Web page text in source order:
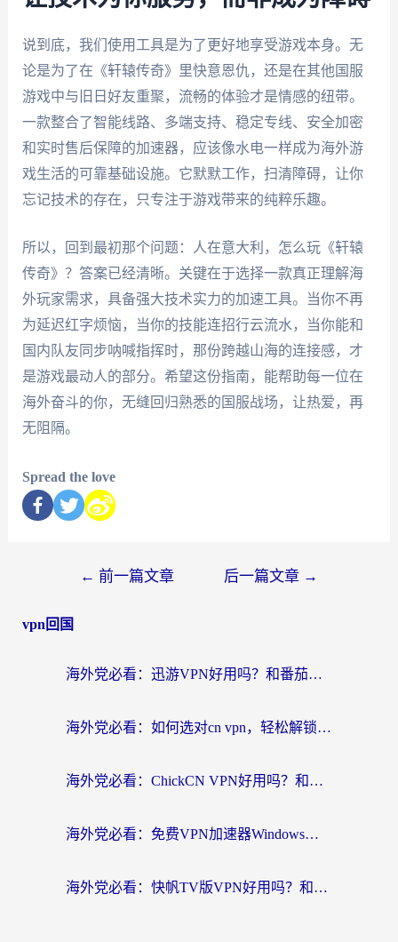
说到底，我们使用工具是为了更好地享受游戏本身。无
论是为了在《轩辕传奇》里快意恩仇，还是在其他国服
游戏中与旧日好友重聚，流畅的体验才是情感的纽带。
一款整合了智能线路、多端支持、稳定专线、安全加密
和实时售后保障的加速器，应该像水电一样成为海外游
戏生活的可靠基础设施。它默默工作，扫清障碍，让你
忘记技术的存在，只专注于游戏带来的纯粹乐趣。
所以，回到最初那个问题：人在意大利，怎么玩《轩辕
传奇》？答案已经清晰。关键在于选择一款真正理解海
外玩家需求，具备强大技术实力的加速工具。当你不再
为延迟红字烦恼，当你的技能连招行云流水，当你能和
国内队友同步呐喊指挥时，那份跨越山海的连接感，才
是游戏最动人的部分。希望这份指南，能帮助每一位在
海外奋斗的你，无缝回归熟悉的国服战场，让热爱，再
无阻隔。
Spread the love
← 前一篇文章 后一篇文章 →
vpn回国
海外党必看：迅游VPN好用吗？和番茄加速器VPN对比哪个回国效果更好？
海外党必看：如何选对cn vpn，轻松解锁国内影音游戏？
海外党必看：ChickCN VPN好用吗？和星河VPN对比哪个回国效果更好？附真实体验+避坑指南
海外党必看：免费VPN加速器Windows版怎么选？附真实测评与无缝访问国内资源指南
海外党必看：快帆TV版VPN好用吗？和hi龟龟VPN对比哪个回国效果更好？附免费加速器选择指南